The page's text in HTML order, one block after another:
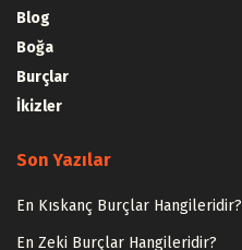
Blog
Boğa
Burçlar
İkizler
Son Yazılar
En Kıskanç Burçlar Hangileridir?
En Zeki Burçlar Hangileridir?